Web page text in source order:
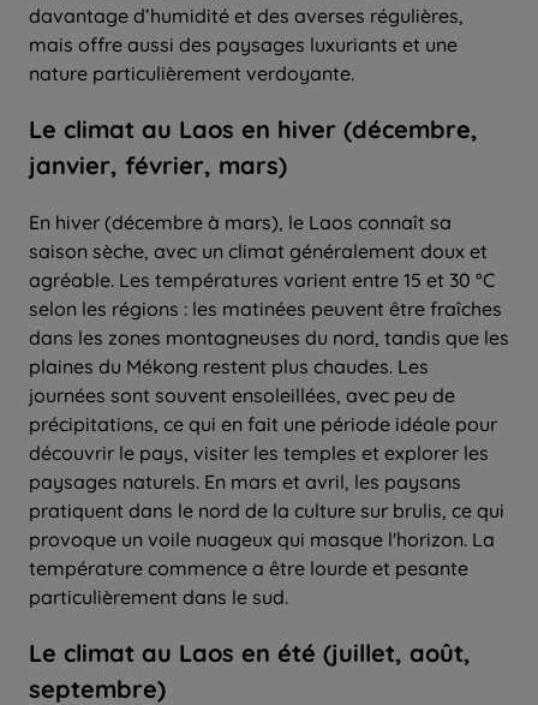
davantage d’humidité et des averses régulières,
mais offre aussi des paysages luxuriants et une
nature particulièrement verdoyante.
Le climat au Laos en hiver (décembre,
janvier, février, mars)
En hiver (décembre à mars), le Laos connaît sa
saison sèche, avec un climat généralement doux et
agréable. Les températures varient entre 15 et 30 °C
selon les régions : les matinées peuvent être fraîches
dans les zones montagneuses du nord, tandis que les
plaines du Mékong restent plus chaudes. Les
journées sont souvent ensoleillées, avec peu de
précipitations, ce qui en fait une période idéale pour
découvrir le pays, visiter les temples et explorer les
paysages naturels. En mars et avril, les paysans
pratiquent dans le nord de la culture sur brulis, ce qui
provoque un voile nuageux qui masque l'horizon. La
température commence a être lourde et pesante
particulièrement dans le sud.
Le climat au Laos en été (juillet, août,
septembre)